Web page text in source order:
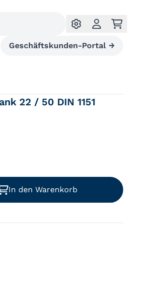
Geschäftskunden-Portal →
22 / 50 DIN 1151
In den Warenkorb